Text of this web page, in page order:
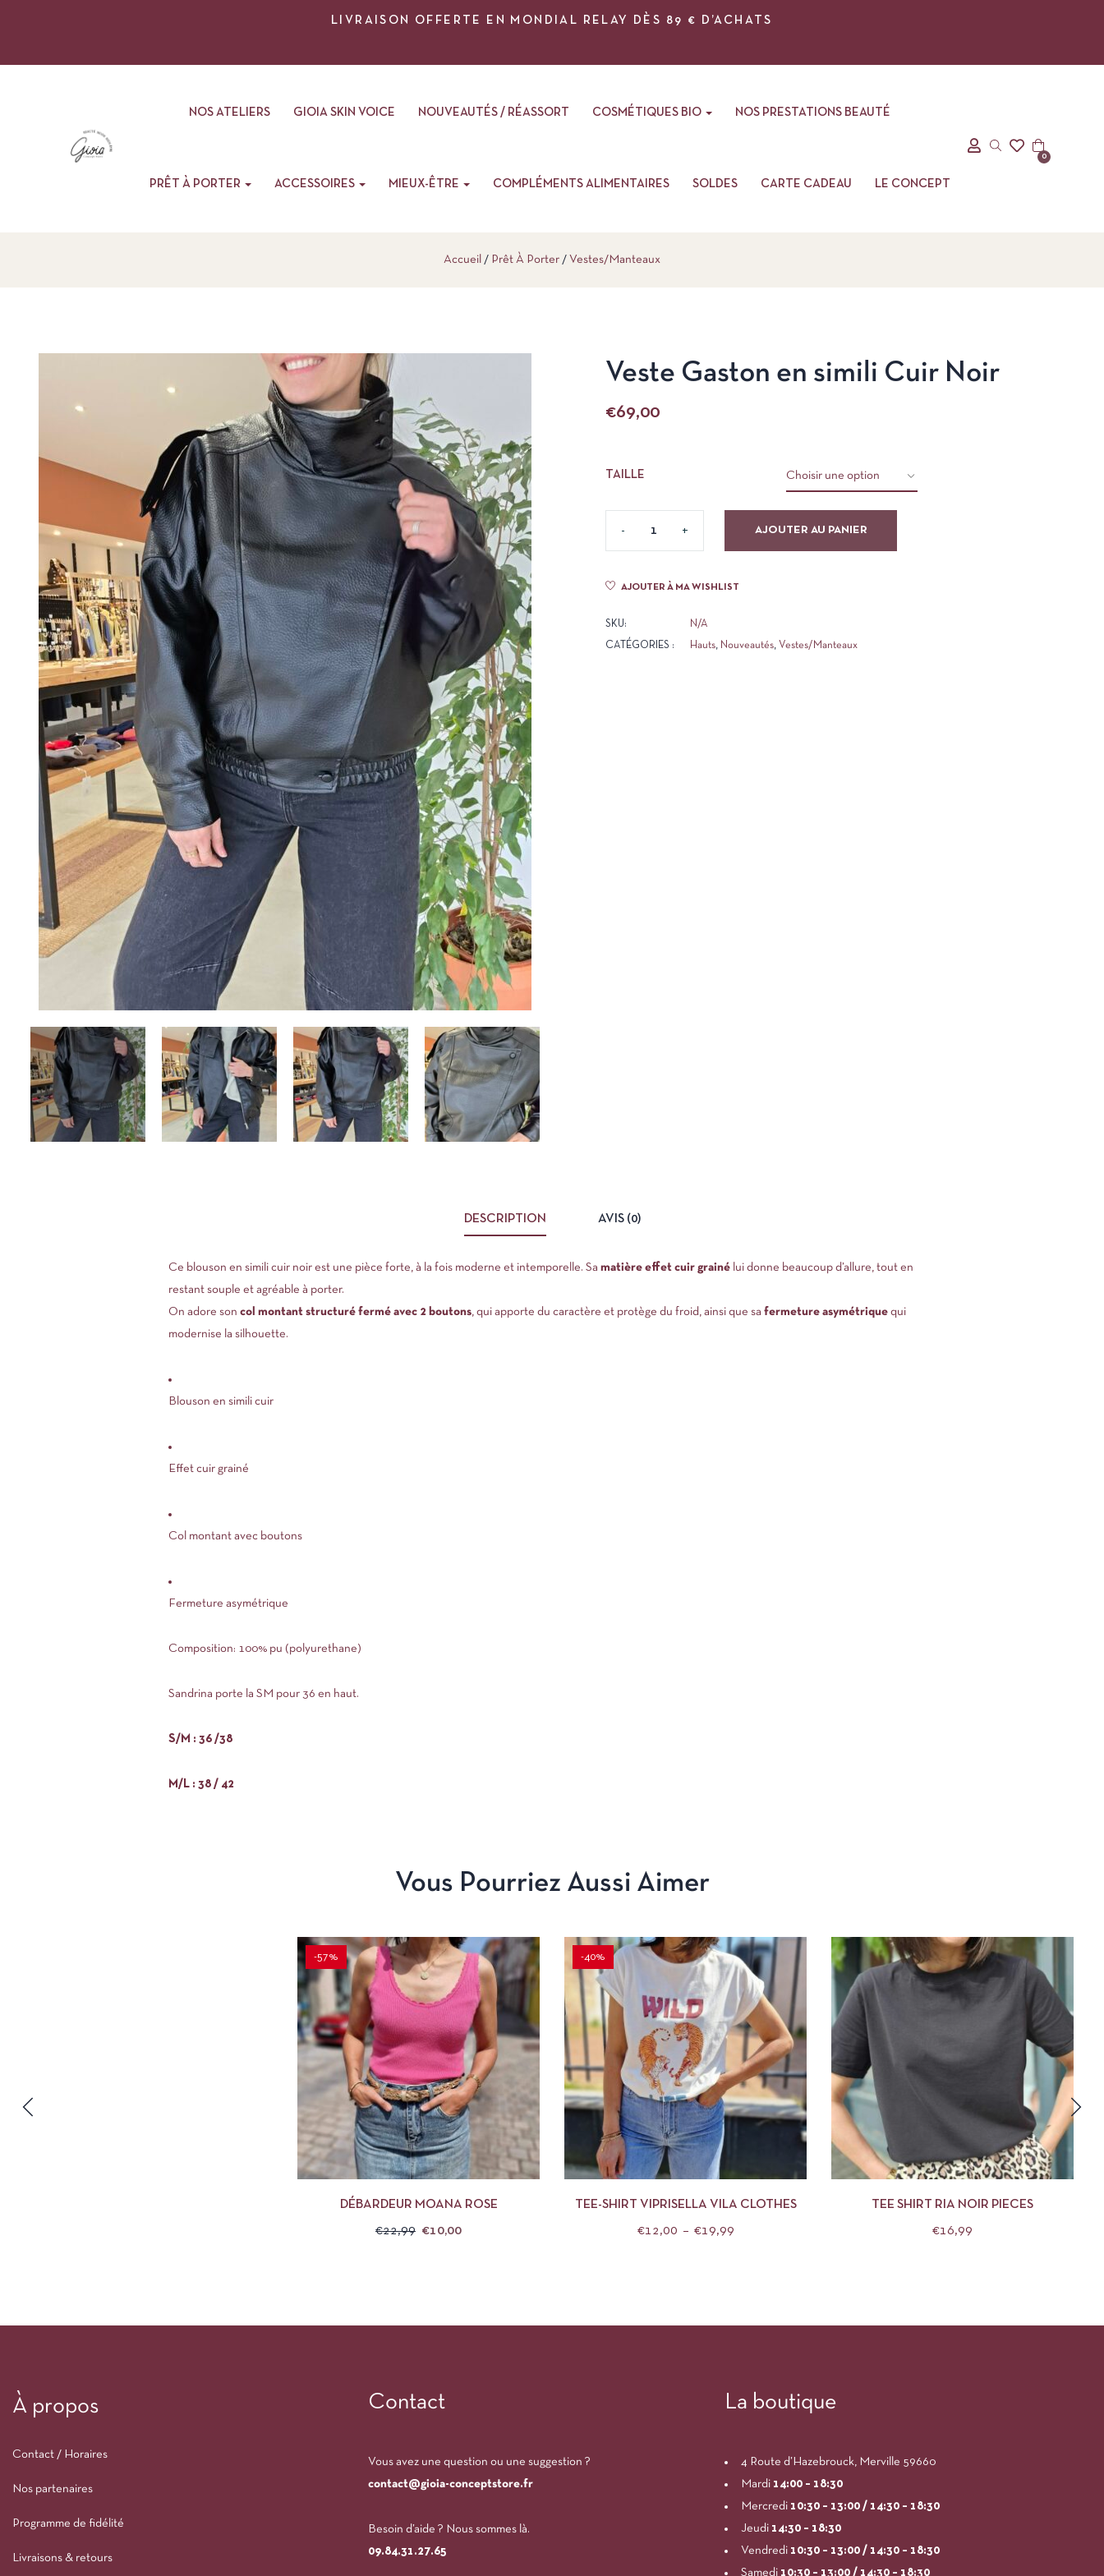
LIVRAISON OFFERTE EN MONDIAL RELAY DÈS 89 € D’ACHATS
NOS ATELIERS GIOIA SKIN VOICE NOUVEAUTÉS / RÉASSORT COSMÉTIQUES BIO NOS PRESTATIONS BEAUTÉ
PRÊT À PORTER ACCESSOIRES MIEUX-ÊTRE COMPLÉMENTS ALIMENTAIRES SOLDES CARTE CADEAU LE CONCEPT
0
Accueil Prêt À Porter Vestes/Manteaux
Veste Gaston en simili Cuir Noir
€69,00
TAILLE
AJOUTER AU PANIER
AJOUTER À MA WISHLIST
SKU: N/A
CATÉGORIES : Hauts, Nouveautés, Vestes/Manteaux
DESCRIPTION AVIS (0)
Ce blouson en simili cuir noir est une pièce forte, à la fois moderne et intemporelle. Sa matière effet cuir grainélui donne beaucoup d’allure, tout en
restant souple et agréable à porter.
On adore son col montant structuré fermé avec 2 boutons, qui apporte du caractère et protège du froid, ainsi que sa fermeture asymétriquequi
modernise la silhouette.
Blouson en simili cuir
Effet cuir grainé
Col montant avec boutons
Fermeture asymétrique
Composition: 100% pu (polyurethane)
Sandrina porte la SM pour 36 en haut.
S/M : 36 /38
M/L : 38 / 42
Vous Pourriez Aussi Aimer
-57%
APERÇU CHOIX DES OPTIONS
DÉBARDEUR MOANA ROSE
€22,99 €10,00
-40%
APERÇU CHOIX DES OPTIONS
TEE-SHIRT VIPRISELLA VILA CLOTHES
€12,00 – €19,99
APERÇU CHOIX DES OPTIONS
TEE SHIRT RIA NOIR PIECES
€16,99
À propos
Contact / Horaires
Nos partenaires
Programme de fidélité
Livraisons & retours
Contact
Vous avez une question ou une suggestion ?
contact@gioia-conceptstore.fr
Besoin d’aide ? Nous sommes là.
09.84.31.27.65
La boutique
4 Route d’Hazebrouck, Merville 59660
Mardi 14:00– 18:30
Mercredi 10:30 – 13:00 / 14:30 – 18:30
Jeudi 14:30 – 18:30
Vendredi10:30 – 13:00 / 14:30 – 18:30
Samedi 10:30 – 13:00 / 14:30 – 18:30